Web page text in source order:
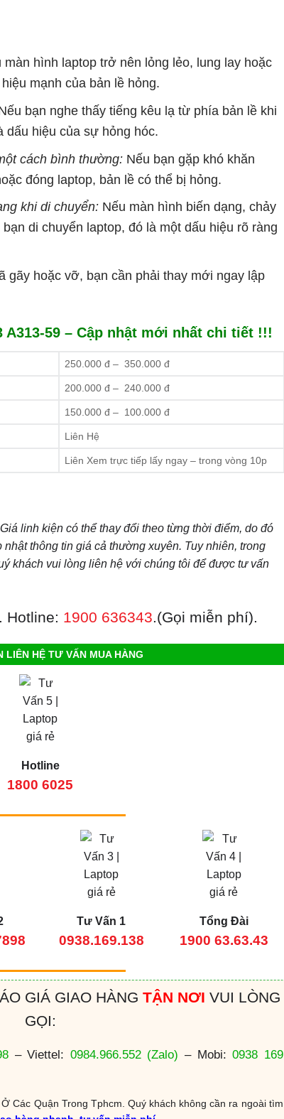
màn hình laptop trở nên lỏng lẻo, lung lay hoặc
mạnh của bản lề hỏng.
bạn nghe thấy tiếng kêu lạ từ phía bản lề khi
dấu hiệu của sự hỏng hóc.
cách bình thường: Nếu bạn gặp khó khăn
đóng laptop, bản lề có thể bị hỏng.
khi di chuyển: Nếu màn hình biến dạng, chảy
di chuyển laptop, đó là một dấu hiệu rõ ràng
gãy hoặc vỡ, bạn cần phải thay mới ngay lập
A313-59 – Cập nhật mới nhất chi tiết !!!
250.000 đ – 350.000 đ
200.000 đ – 240.000 đ
150.000 đ – 100.000 đ
Liên Hệ
Liên Xem trực tiếp lấy ngay – trong vòng 10p
linh kiện có thể thay đổi theo từng thời điểm, do đó
nhật thông tin giá cả thường xuyên. Tuy nhiên, trong
khách vui lòng liên hệ với chúng tôi để được tư vấn
Hotline: 1900 636343.(Gọi miễn phí).
LIÊN HỆ TƯ VẤN MUA HÀNG
Hotline
1800 6025
Tư Vấn 1
0938.169.138
Tổng Đài
1900 63.63.43
GIÁ GIAO HÀNG TẬN NƠI VUI LÒNG
GỌI:
– Viettel: 0984.966.552 (Zalo) – Mobi:0938 169
Các Quận Trong Tphcm. Quý khách không cần ra ngoài tìm